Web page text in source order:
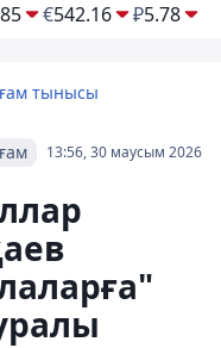
€542.16 ₽5.78
тынысы
13:56, 30 маусым 2026